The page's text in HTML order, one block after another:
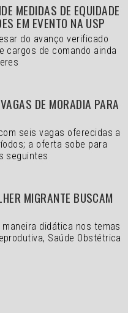
MEDIDAS DE EQUIDADE
EM EVENTO NA USP
do avanço verificado
cargos de comando ainda
DE MORADIA PARA
seis vagas oferecidas a
a oferta sobe para
seguintes
MIGRANTE BUSCAM
didática nos temas
Saúde Obstétrica